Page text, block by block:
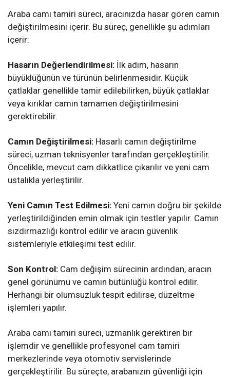
Araba camı tamiri süreci, aracınızda hasar gören camın
değiştirilmesini içerir. Bu süreç, genellikle şu adımları
içerir:
Hasarın Değerlendirilmesi: İlk adım, hasarın
büyüklüğünün ve türünün belirlenmesidir. Küçük
çatlaklar genellikle tamir edilebilirken, büyük çatlaklar
veya kırıklar camın tamamen değiştirilmesini
gerektirebilir.
Camın Değiştirilmesi: Hasarlı camın değiştirilme
süreci, uzman teknisyenler tarafından gerçekleştirilir.
Öncelikle, mevcut cam dikkatlice çıkarılır ve yeni cam
ustalıkla yerleştirilir.
Yeni Camın Test Edilmesi: Yeni camın doğru bir şekilde
yerleştirildiğinden emin olmak için testler yapılır. Camın
sızdırmazlığı kontrol edilir ve aracın güvenlik
sistemleriyle etkileşimi test edilir.
Son Kontrol: Cam değişim sürecinin ardından, aracın
genel görünümü ve camın bütünlüğü kontrol edilir.
Herhangi bir olumsuzluk tespit edilirse, düzeltme
işlemleri yapılır.
Araba camı tamiri süreci, uzmanlık gerektiren bir
işlemdir ve genellikle profesyonel cam tamiri
merkezlerinde veya otomotiv servislerinde
gerçekleştirilir. Bu süreçte, arabanızın güvenliği için